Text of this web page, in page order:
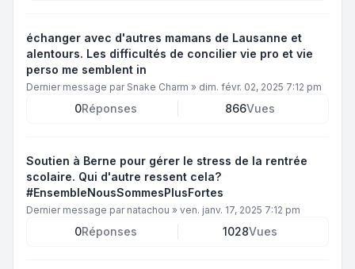
échanger avec d'autres mamans de Lausanne et
alentours. Les difficultés de concilier vie pro et vie
perso me semblent in
Dernier message par Snake Charm » dim. févr. 02, 2025 7:12 pm
0Réponses 866Vues
Soutien à Berne pour gérer le stress de la rentrée
scolaire. Qui d'autre ressent cela?
#EnsembleNousSommesPlusFortes
Dernier message par natachou » ven. janv. 17, 2025 7:12 pm
0Réponses 1028Vues